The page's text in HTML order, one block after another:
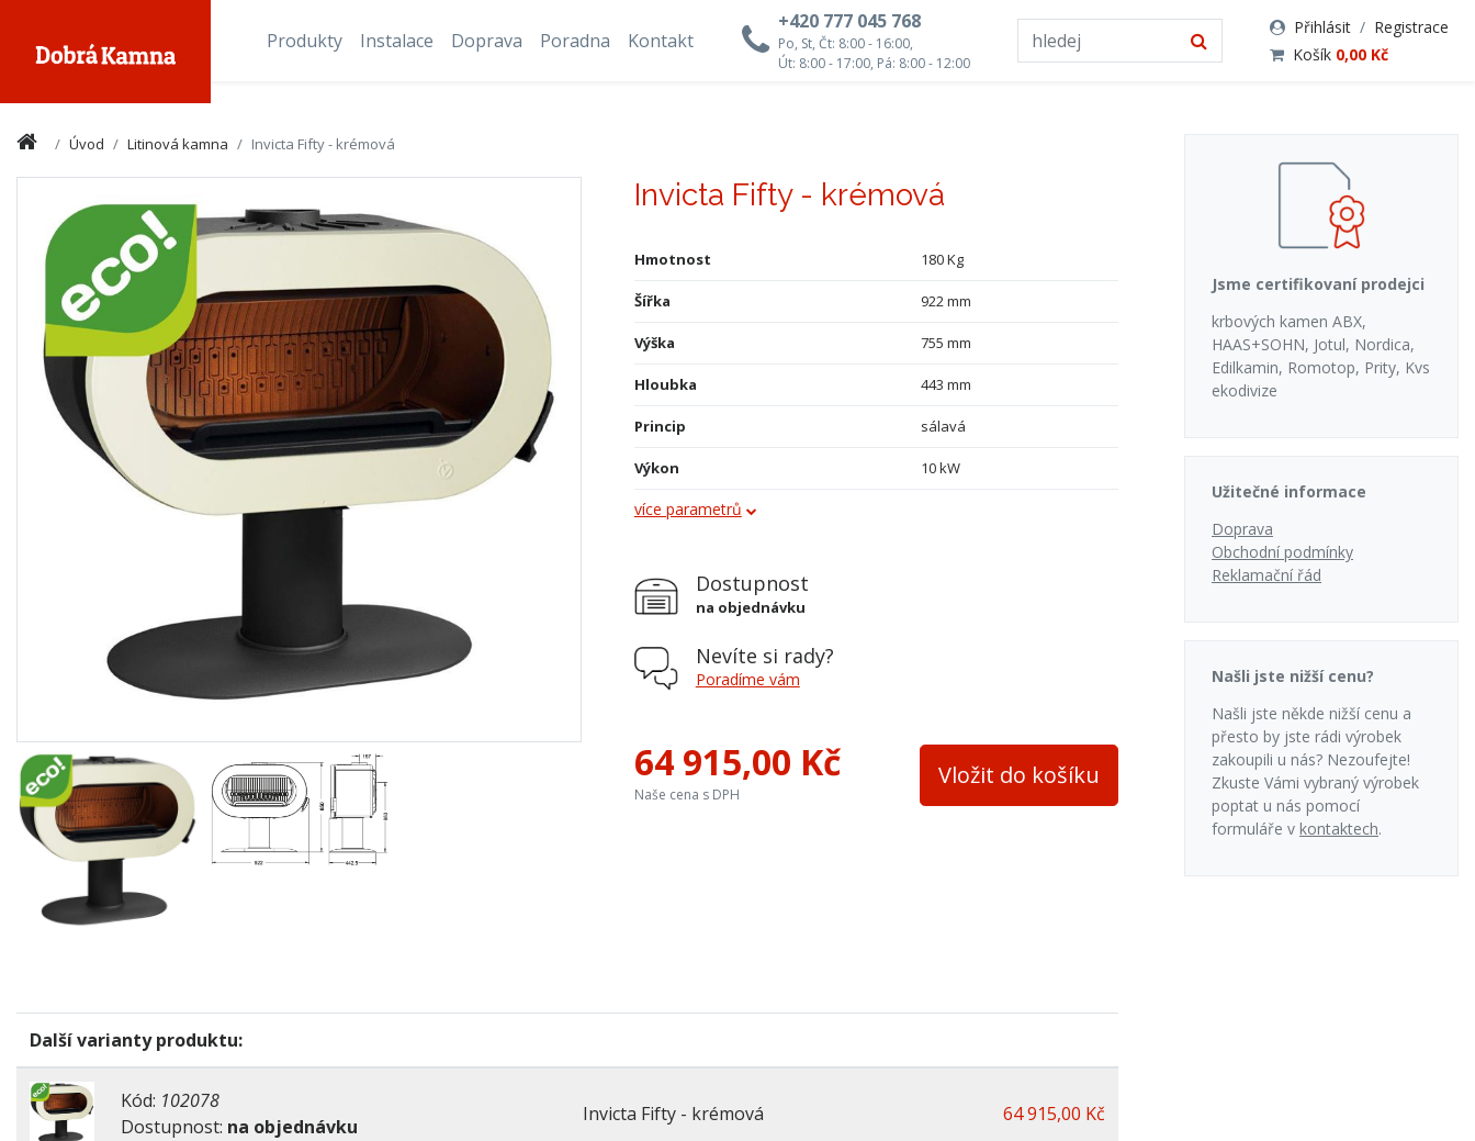
+420 777 045 768
Po, St, Čt: 8:00 - 16:00,
Út: 8:00 - 17:00, Pá: 8:00 - 12:00
Přihlásit / Registrace
Košík 0,00 Kč
Produkty Instalace Doprava Poradna Kontakt
Úvod Litinová kamna Invicta Fifty - krémová
Invicta Fifty - krémová
Hmotnost 180 Kg
Šířka 922 mm
Výška 755 mm
Hloubka 443 mm
Princip sálavá
Výkon 10 kW
Průměr kouřovodu
Terciální vzduch
Palivo
Materiál
Výška osy zadního kouřovodu 562
více parametrů
Dostupnost
na objednávku
Nevíte si rady?
Poradíme vám
64 915,00 Kč
Naše cena s DPH
Vložit do košíku
Další varianty produktu:
Kód: 102078
Dostupnost: na objednávku
Invicta Fifty - krémová 64 915,00 Kč
Jsme certifikovaní prodejci
krbových kamen ABX,
HAAS+SOHN, Jotul, Nordica,
Edilkamin, Romotop, Prity, Kvs
ekodivize
Užitečné informace
Doprava
Obchodní podmínky
Reklamační řád
Našli jste nižší cenu?
Našli jste někde nižší cenu a
přesto by jste rádi výrobek
zakoupili u nás? Nezoufejte!
Zkuste Vámi vybraný výrobek
poptat u nás pomocí
formuláře v kontaktech.